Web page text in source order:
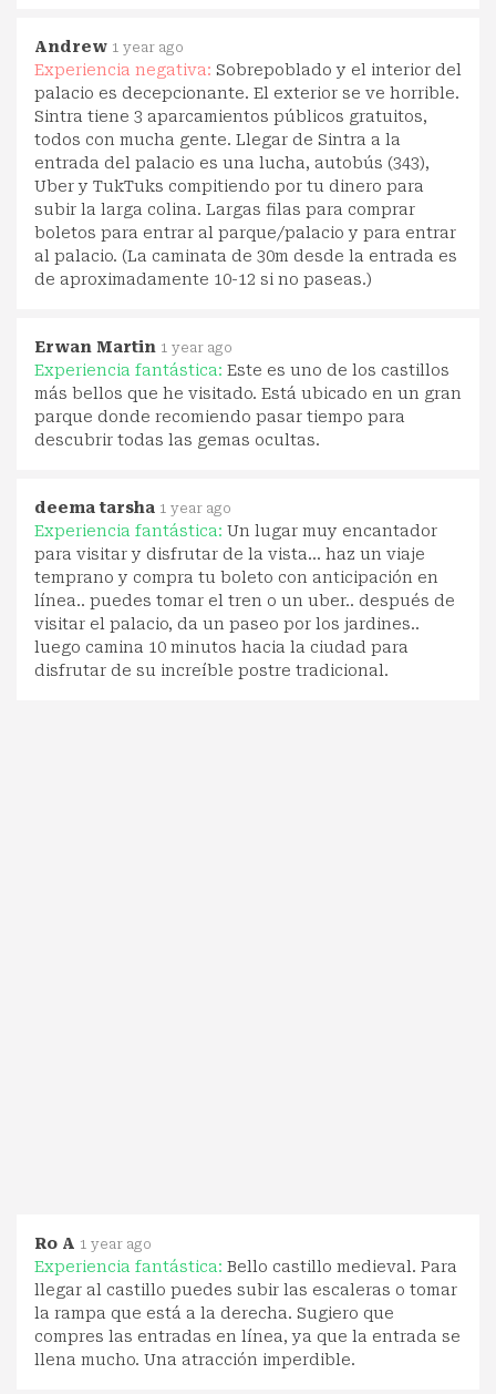
Andrew 1 year ago
Experiencia negativa: Sobrepoblado y el interior del
palacio es decepcionante. El exterior se ve horrible.
Sintra tiene 3 aparcamientos públicos gratuitos,
todos con mucha gente. Llegar de Sintra a la
entrada del palacio es una lucha, autobús (343),
Uber y TukTuks compitiendo por tu dinero para
subir la larga colina. Largas filas para comprar
boletos para entrar al parque/palacio y para entrar
al palacio. (La caminata de 30m desde la entrada es
de aproximadamente 10-12 si no paseas.)
Erwan Martin 1 year ago
Experiencia fantástica: Este es uno de los castillos
más bellos que he visitado. Está ubicado en un gran
parque donde recomiendo pasar tiempo para
descubrir todas las gemas ocultas.
deema tarsha 1 year ago
Experiencia fantástica: Un lugar muy encantador
para visitar y disfrutar de la vista… haz un viaje
temprano y compra tu boleto con anticipación en
línea.. puedes tomar el tren o un uber.. después de
visitar el palacio, da un paseo por los jardines..
luego camina 10 minutos hacia la ciudad para
disfrutar de su increíble postre tradicional.
Ro A 1 year ago
Experiencia fantástica: Bello castillo medieval. Para
llegar al castillo puedes subir las escaleras o tomar
la rampa que está a la derecha. Sugiero que
compres las entradas en línea, ya que la entrada se
llena mucho. Una atracción imperdible.